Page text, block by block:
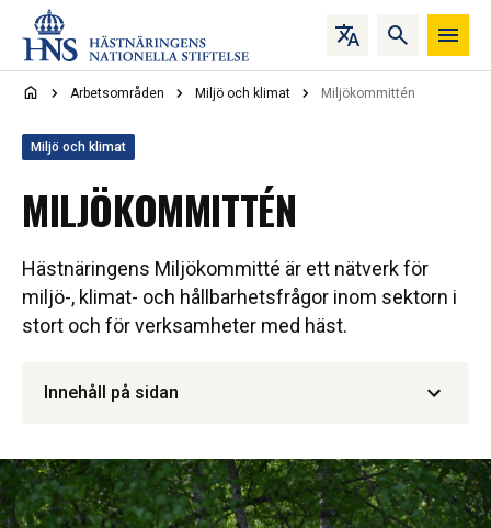
Hoppa till innehåll
Arbetsområden Miljö och klimat Miljökommittén
Miljö och klimat
MILJÖKOMMITTÉN
Hästnäringens Miljökommitté är ett nätverk för
miljö-, klimat- och hållbarhetsfrågor inom sektorn i
stort och för verksamheter med häst.
Innehåll på sidan